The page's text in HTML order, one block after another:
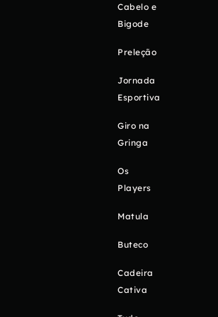
Cabelo e
Bigode
Preleção
Jornada
Esportiva
Giro na
Gringa
Os
Players
Matula
Buteco
Cadeira
Cativa